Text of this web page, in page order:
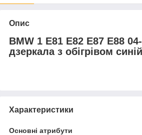
Опис
BMW 1 E81 E82 E87 E88
дзеркала з обігрівом
Характеристики
Основні атрибути